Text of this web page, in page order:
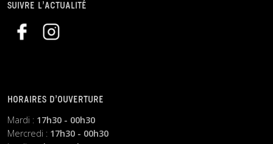
SUIVRE L’ACTUALITÉ
HORAIRES D’OUVERTURE
Mardi : 17h30 - 00h30
Mercredi : 17h30 - 00h30